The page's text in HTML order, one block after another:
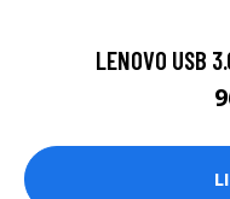
LENOVO USB